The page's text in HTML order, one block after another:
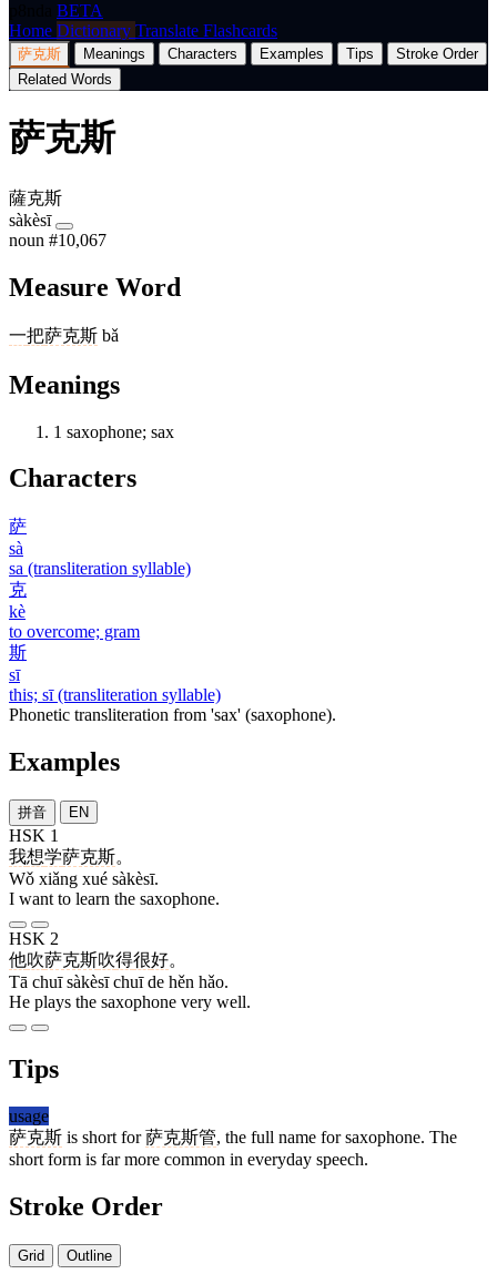
BETA
Home Dictionary Translate Flashcards
萨克斯 Meanings Characters Examples Tips
Stroke Order
Related Words
萨克斯
薩克斯
sàkèsī
noun #10,067
Measure Word
一把萨克斯 bǎ
Meanings
1 saxophone; sax
Characters
萨
sà
sa (transliteration syllable)
克
kè
to overcome; gram
斯
sī
this; sī (transliteration syllable)
Phonetic transliteration from 'sax' (saxophone).
Examples
拼音 EN
HSK 1
我想学萨克斯。
Wǒ xiǎng xué sàkèsī.
I want to learn the saxophone.
HSK 2
他吹萨克斯吹得很好。
Tā chuī sàkèsī chuī de hěn hǎo.
He plays the saxophone very well.
Tips
usage
萨克斯 is short for萨克斯管, the full name for saxophone. The
short form is far more common in everyday speech.
Stroke Order
Grid Outline